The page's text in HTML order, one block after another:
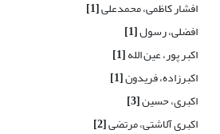
افشار کاظمی، محمدعلی[1]
افضلی، رسول[1]
اکبر پور، عین الله[1]
اکبرزاده، فریدون[1]
اکبری، حسین[3]
اکبری آلاشتی، مرتضی[2]